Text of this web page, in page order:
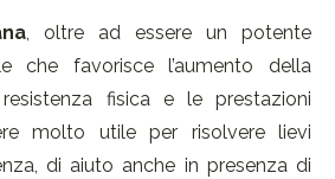
, oltre ad essere un potente
che favorisce l’aumento della
fisica e le prestazioni
molto utile per risolvere lievi
di aiuto anche in presenza di